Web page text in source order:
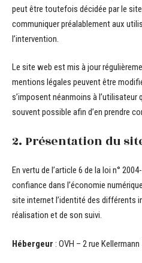
peut être toutefois décidée par le
communiquer préalablement aux
l’intervention.
Le site web est mis à jour
mentions légales peuvent être
s’imposent néanmoins à l’utilisateur
souvent possible afin d’en prendre
2. Présentation du
En vertu de l’article 6 de la loi n°
confiance dans l’économie
site internet l’identité des différents
réalisation et de son suivi.
Hébergeur : OVH – 2 rue